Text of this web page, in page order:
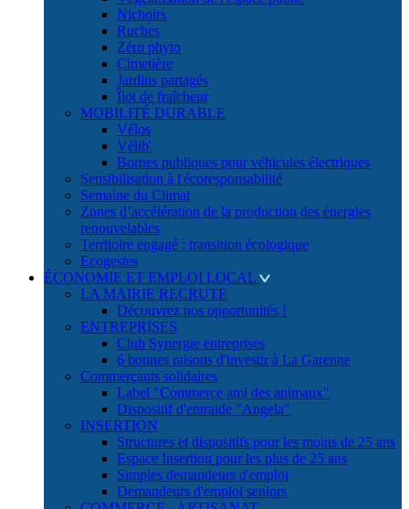
Nichoirs
Ruches
Zéro phyto
Cimetière
Jardins partagés
Îlot de fraîcheur
MOBILITÉ DURABLE
Vélos
Vélib'
Bornes publiques pour véhicules électriques
Sensibilisation à l'écoresponsabilité
Semaine du Climat
Zones d’accélération de la production des énergies
renouvelables
Territoire engagé : transition écologique
Ecogestes
ÉCONOMIE ET EMPLOI LOCAL
LA MAIRIE RECRUTE
Découvrez nos opportunités !
ENTREPRISES
Club Synergie entreprises
6 bonnes raisons d'investir à La Garenne
Commerçants solidaires
Label "Commerce ami des animaux"
Dispositif d'entraide "Angela"
INSERTION
Structures et dispositifs pour les moins de 25 ans
Espace Insertion pour les plus de 25 ans
Simples demandeurs d'emploi
Demandeurs d'emploi seniors